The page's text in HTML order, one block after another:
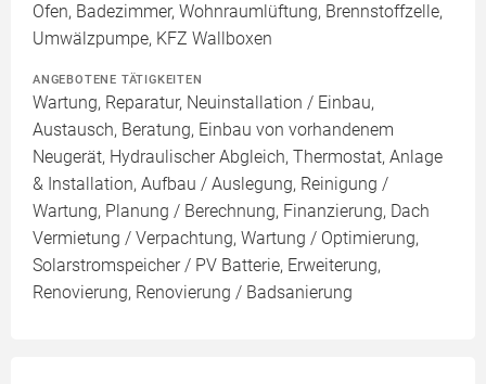
Ofen, Badezimmer, Wohnraumlüftung, Brennstoffzelle,
Umwälzpumpe, KFZ Wallboxen
ANGEBOTENE TÄTIGKEITEN
Wartung, Reparatur, Neuinstallation / Einbau,
Austausch, Beratung, Einbau von vorhandenem
Neugerät, Hydraulischer Abgleich, Thermostat, Anlage
& Installation, Aufbau / Auslegung, Reinigung /
Wartung, Planung / Berechnung, Finanzierung, Dach
Vermietung / Verpachtung, Wartung / Optimierung,
Solarstromspeicher / PV Batterie, Erweiterung,
Renovierung, Renovierung / Badsanierung